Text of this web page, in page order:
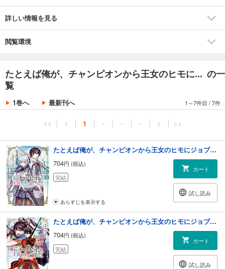
詳しい情報を見る
閲覧環境
たとえば俺が、チャンピオンから王女のヒモに... の一
覧
1巻へ 最新刊へ 1～7件目 /7件
<< < 1 ・ ・ ・ > >>
たとえば俺が、チャンピオンから王女のヒモにジョブチェンジしたとして。（１）
704円 (税込)
完結
カート
試し読み
あらすじを表示する
たとえば俺が、チャンピオンから王女のヒモにジョブチェンジしたとして。（２）
704円 (税込)
完結
カート
試し読み